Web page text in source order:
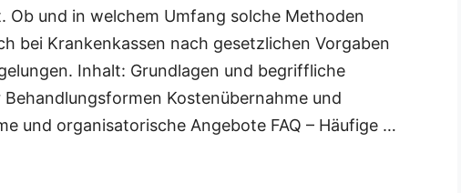
Ob und in welchem Umfang solche Methoden
bei Krankenkassen nach gesetzlichen Vorgaben
Inhalt: Grundlagen und begriffliche
Kostenübernahme und
und organisatorische Angebote FAQ – Häufige …